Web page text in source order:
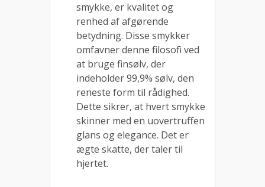
smykke, er kvalitet og
renhed af afgørende
betydning. Disse smykker
omfavner denne filosofi ved
at bruge finsølv, der
indeholder 99,9% sølv, den
reneste form til rådighed.
Dette sikrer, at hvert smykke
skinner med en uovertruffen
glans og elegance. Det er
ægte skatte, der taler til
hjertet.